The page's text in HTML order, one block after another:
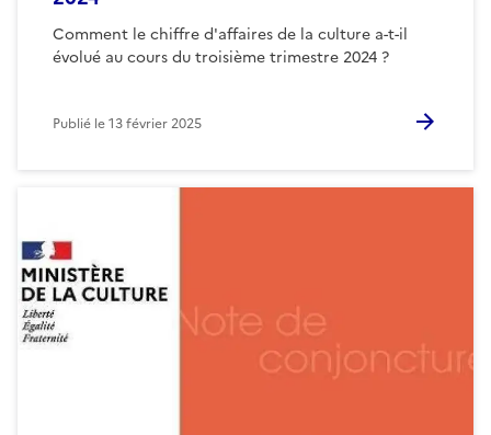
Comment le chiffre d'affaires de la culture a-t-il
évolué au cours du troisième trimestre 2024 ?
Publié le13 février 2025